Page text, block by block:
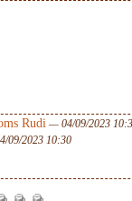
Rudi — 04/09/2023
09/2023 10:30